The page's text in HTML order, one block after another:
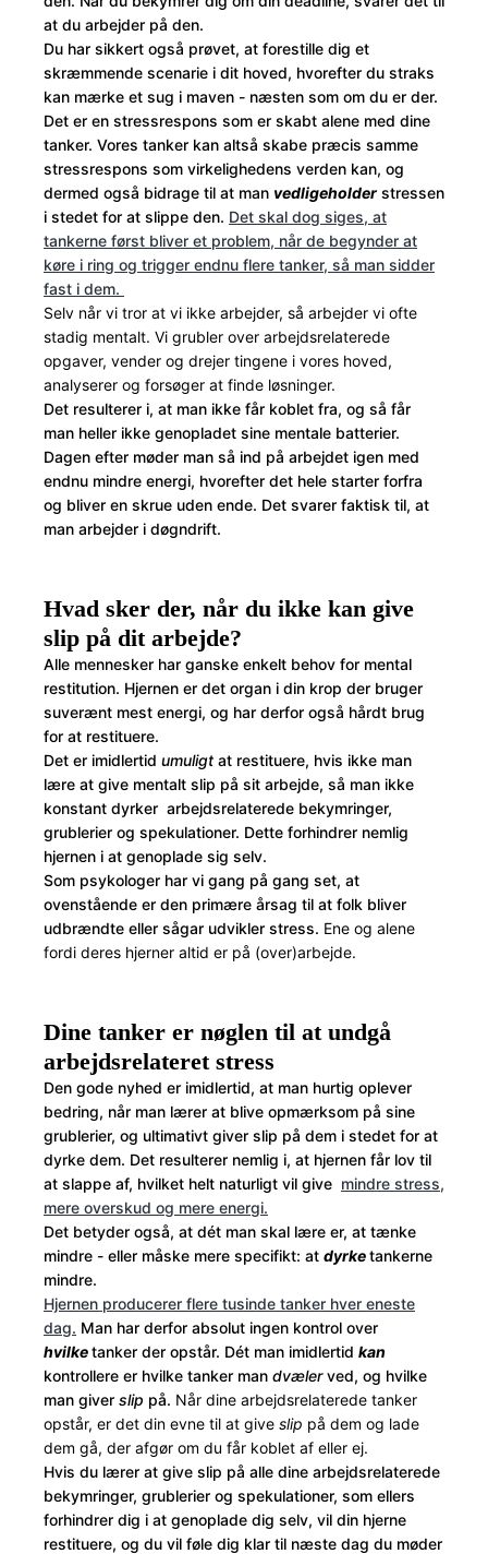
at du arbejder på den.
Du har sikkert også prøvet, at forestille dig et
skræmmende scenarie i dit hoved, hvorefter du straks
kan mærke et sug i maven - næsten som om du er der.
Det er en stressrespons som er skabt alene med dine
tanker. Vores tanker kan altså skabe præcis samme
stressrespons som virkelighedens verden kan, og
dermed også bidrage til at man vedligeholder stressen
i stedet for at slippe den. Det skal dog siges, at
tankerne først bliver et problem, når de begynder at
køre i ring og trigger endnu flere tanker, så man sidder
fast i dem.
Selv når vi tror at vi ikke arbejder, så arbejder vi ofte
stadig mentalt. Vi grubler over arbejdsrelaterede
opgaver, vender og drejer tingene i vores hoved,
analyserer og forsøger at finde løsninger.
Det resulterer i, at man ikke får koblet fra, og så får
man heller ikke genopladet sine mentale batterier.
Dagen efter møder man så ind på arbejdet igen med
endnu mindre energi, hvorefter det hele starter forfra
og bliver en skrue uden ende. Det svarer faktisk til, at
man arbejder i døgndrift.
Hvad sker der, når du ikke kan give
slip på dit arbejde?
Alle mennesker har ganske enkelt behov for mental
restitution. Hjernen er det organ i din krop der bruger
suverænt mest energi, og har derfor også hårdt brug
for at restituere.
Det er imidlertid umuligtat restituere, hvis ikke man
lære at give mentalt slip på sit arbejde, så man ikke
konstant dyrker arbejdsrelaterede bekymringer,
grublerier og spekulationer. Dette forhindrer nemlig
hjernen i at genoplade sig selv.
Som psykologer har vi gang på gang set, at
ovenstående er den primære årsag til at folk bliver
udbrændte eller sågar udvikler stress. Ene og alene
fordi deres hjerner altid er på (over)arbejde.
Dine tanker er nøglen til at undgå
arbejdsrelateret stress
Den gode nyhed er imidlertid, at man hurtig oplever
bedring, når man lærer at blive opmærksom på sine
grublerier, og ultimativt giver slip på dem i stedet for at
dyrke dem. Det resulterer nemlig i, at hjernen får lov til
at slappe af, hvilket helt naturligt vil give mindre stress,
mere overskud og mere energi.
Det betyder også, at dét man skal lære er, at tænke
mindre - eller måske mere specifikt: at dyrketankerne
mindre.
Hjernen producerer flere tusinde tanker hver eneste
dag. Man har derfor absolut ingen kontrol over
hvilketanker der opstår. Dét man imidlertid kan
kontrollere er hvilke tanker man dvælerved, og hvilke
man giver slip på. Når dine arbejdsrelaterede tanker
opstår, er det din evne til at give slip på dem og lade
dem gå, der afgør om du får koblet af eller ej.
Hvis du lærer at give slip på alle dine arbejdsrelaterede
bekymringer, grublerier og spekulationer, som ellers
forhindrer dig i at genoplade dig selv, vil din hjerne
restituere, og du vil føle dig klar til næste dag du møder